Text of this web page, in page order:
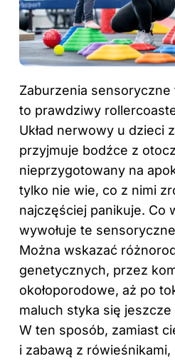
Zaburzenia
to prawdziwy
Układ nerwowy u dzieci
przyjmuje bodźce z
nieprzygotowany na
tylko nie wie, co z nimi
najczęściej panikuje. Co
wywołuje te
Można wskazać
genetycznych, przez
okołoporodowe, aż po
maluch styka się
W ten sposób, zamiast
i zabawą z rówieśnikami,